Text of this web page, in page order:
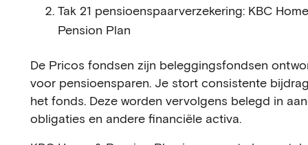
Tak 21 pensioenspaarverzekering: KBC
Pension Plan
De Pricos fondsen zijn beleggingsfondsen
voor pensioensparen. Je stort consistente
het fonds. Deze worden vervolgens belegd in
obligaties en andere financiële activa.